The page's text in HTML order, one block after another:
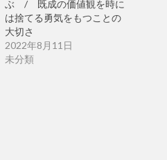
ぶ / 既成の価値観を時に
は捨てる勇気をもつことの
大切さ
2022年8月11日
未分類